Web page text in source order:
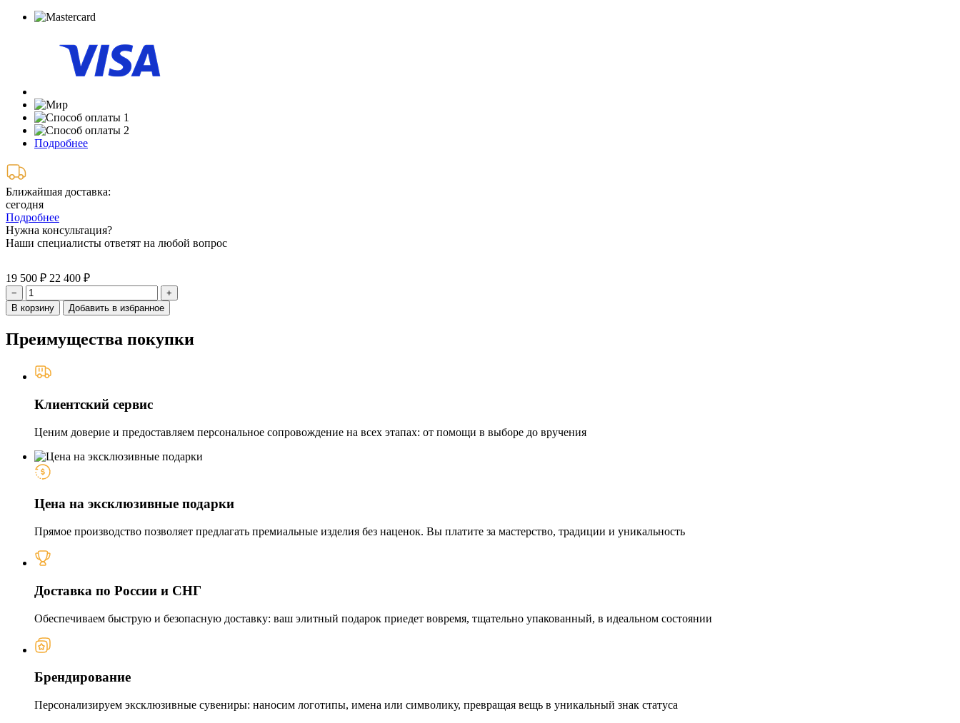
Подробнее
Ближайшая доставка:
сегодня
Подробнее
Нужна консультация?
Наши специалисты ответят на любой вопрос
19 500 ₽ 22 400 ₽
−
+
В корзину
Добавить в избранное
Преимущества покупки
Клиентский сервис
Ценим доверие и предоставляем персональное сопровождение на всех этапах: от помощи в выборе до вручения
Цена на эксклюзивные подарки
Прямое производство позволяет предлагать премиальные изделия без наценок. Вы платите за мастерство, традиции и уникальность
Доставка по России и СНГ
Обеспечиваем быструю и безопасную доставку: ваш элитный подарок приедет вовремя, тщательно упакованный, в идеальном состоянии
Брендирование
Персонализируем эксклюзивные сувениры: наносим логотипы, имена или символику, превращая вещь в уникальный знак статуса